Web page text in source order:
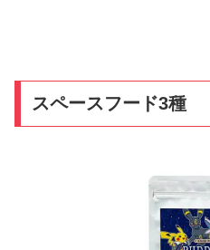
スペースフード3種